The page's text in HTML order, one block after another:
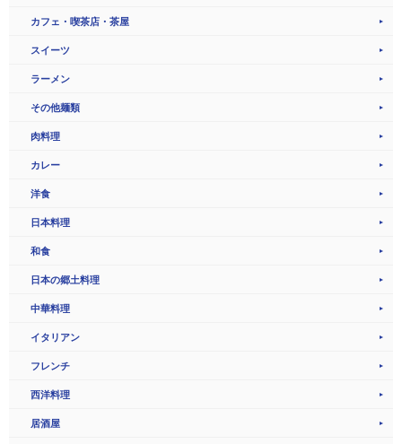
カフェ・喫茶店・茶屋
スイーツ
ラーメン
その他麺類
肉料理
カレー
洋食
日本料理
和食
日本の郷土料理
中華料理
イタリアン
フレンチ
西洋料理
居酒屋